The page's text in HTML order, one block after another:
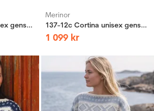
137-12d Cortina unisex genser (Stay)
Merinor
137-12c Cortina unisex genser (Stay)
1 099 kr